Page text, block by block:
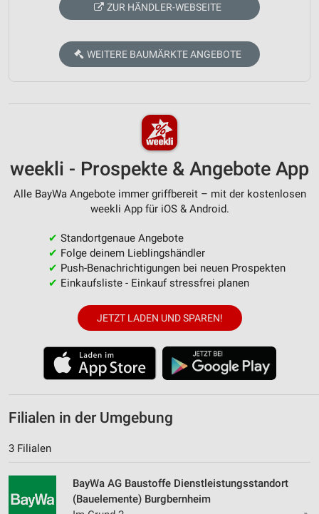
ZUR HÄNDLER-WEBSEITE
WEITERE BAUMÄRKTE ANGEBOTE
weekli - Prospekte & Angebote App
Alle BayWa Angebote immer griffbereit – mit der kostenlosen
weekli App für iOS & Android.
✔ Standortgenaue Angebote
✔ Folge deinem Lieblingshändler
✔ Push-Benachrichtigungen bei neuen Prospekten
✔ Einkaufsliste - Einkauf stressfrei planen
JETZT LADEN UND SPAREN!
Filialen in der Umgebung
3 Filialen
BayWa AG Baustoffe Dienstleistungsstandort
(Bauelemente) Burgbernheim